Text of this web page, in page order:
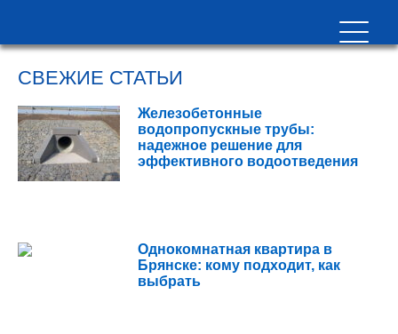
СВЕЖИЕ СТАТЬИ
Железобетонные
водопропускные трубы:
надежное решение для
эффективного водоотведения
Однокомнатная квартира в
Брянске: кому подходит, как
выбрать